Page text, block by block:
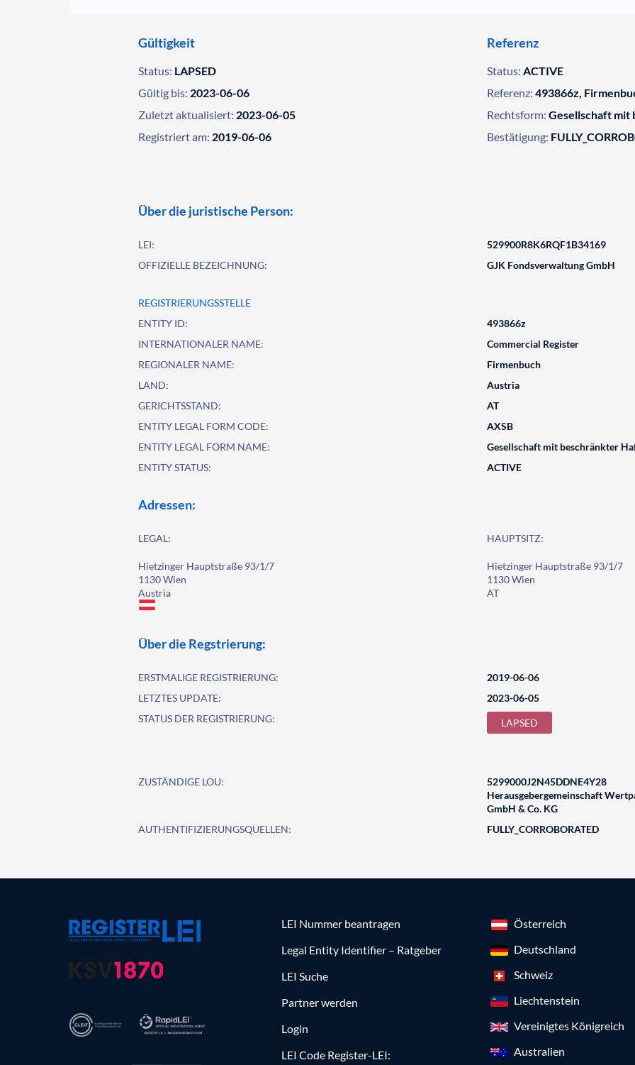
Gültigkeit
Status: LAPSED
Gültig bis: 2023-06-06
Zuletzt aktualisiert: 2023-06-05
Registriert am: 2019-06-06
Referenz
Status: ACTIVE
Referenz: 493866z,
Rechtsform: Gesellschaft mit
Bestätigung:
Über die juristische Person:
LEI:
529900R8K6RQF1B34169
OFFIZIELLE BEZEICHNUNG:
GJK Fondsverwaltung GmbH
REGISTRIERUNGSSTELLE
ENTITY ID:
493866z
INTERNATIONALER NAME:
Commercial Register
REGIONALER NAME:
Firmenbuch
LAND:
Austria
GERICHTSSTAND:
AT
ENTITY LEGAL FORM CODE:
AXSB
ENTITY LEGAL FORM NAME:
Gesellschaft mit beschränkter
ENTITY STATUS:
ACTIVE
Adressen:
LEGAL:
Hietzinger Hauptstraße 93/1/7
1130 Wien
Austria
HAUPTSITZ:
Hietzinger Hauptstraße 93/1/7
1130 Wien
AT
Über die Regstrierung:
ERSTMALIGE REGISTRIERUNG:
2019-06-06
LETZTES UPDATE:
2023-06-05
STATUS DER REGISTRIERUNG:
LAPSED
ZUSTÄNDIGE LOU:
5299000J2N45DDNE4Y28
Herausgebergemeinschaft
GmbH & Co. KG
AUTHENTIFIZIERUNGSQUELLEN:
FULLY_CORROBORATED
LEI Nummer beantragen
Legal Entity Identifier – Ratgeber
LEI Suche
Partner werden
Login
LEI Code Register-LEI:
Österreich
Deutschland
Schweiz
Liechtenstein
Vereinigtes Königreich
Australien